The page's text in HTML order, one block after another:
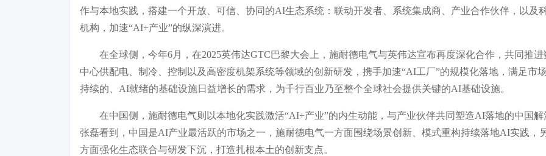
作与本地实践，搭建一个开放、可信、协同的AI生态系统：联动开发者、系统集成商、产业合作伙伴，以及
机构，加速“AI+产业”的纵深演进。
在全球侧，今年6月，在2025英伟达GTC巴黎大会上，施耐德电气与英伟达宣布再度深化合作，共同推进
中心供配电、制冷、控制以及高密度机架系统等领域的创新研发，携手加速“AI工厂”的规模化落地，满足市
持续的、AI就绪的基础设施日益增长的需求，为千行百业乃至整个全球社会提供关键的AI基础设施。
在中国侧，施耐德电气则以本地化实践激活“AI+产业”的内生动能，与产业伙伴共同塑造AI落地的中国解
张磊看到，中国是AI产业最活跃的市场之一，施耐德电气一方面围绕场景创新、模式重构持续落地AI实践，
方面强化生态联合与研发下沉，打造扎根本土的创新支点。